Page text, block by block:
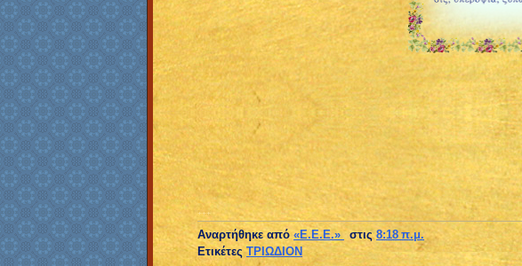
+++
Αναρτήθηκε από «E.E.E.» στις8:18 π.μ.
ΕτικέτεςΤΡΙΩΔΙΟΝ